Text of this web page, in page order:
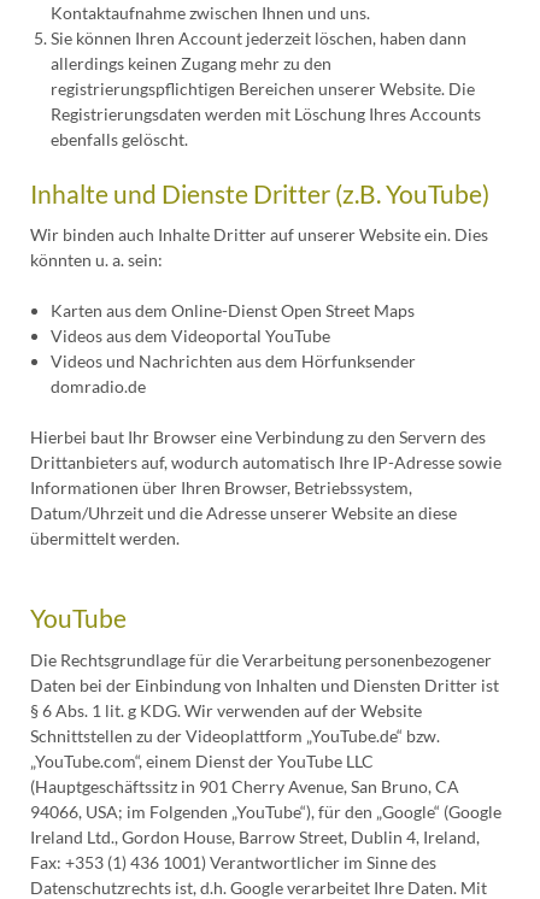
Kontaktaufnahme zwischen Ihnen und uns.
Sie können Ihren Account jederzeit löschen, haben dann
allerdings keinen Zugang mehr zu den
registrierungspflichtigen Bereichen unserer Website. Die
Registrierungsdaten werden mit Löschung Ihres Accounts
ebenfalls gelöscht.
Inhalte und Dienste Dritter (z.B. YouTube)
Wir binden auch Inhalte Dritter auf unserer Website ein. Dies
könnten u. a. sein:
Karten aus dem Online-Dienst Open Street Maps
Videos aus dem Videoportal YouTube
Videos und Nachrichten aus dem Hörfunksender
domradio.de
Hierbei baut Ihr Browser eine Verbindung zu den Servern des
Drittanbieters auf, wodurch automatisch Ihre IP-Adresse sowie
Informationen über Ihren Browser, Betriebssystem,
Datum/Uhrzeit und die Adresse unserer Website an diese
übermittelt werden.
YouTube
Die Rechtsgrundlage für die Verarbeitung personenbezogener
Daten bei der Einbindung von Inhalten und Diensten Dritter ist
§ 6 Abs. 1 lit. g KDG. Wir verwenden auf der Website
Schnittstellen zu der Videoplattform „YouTube.de“ bzw.
„YouTube.com“, einem Dienst der YouTube LLC
(Hauptgeschäftssitz in 901 Cherry Avenue, San Bruno, CA
94066, USA; im Folgenden „YouTube“), für den „Google“ (Google
Ireland Ltd., Gordon House, Barrow Street, Dublin 4, Ireland,
Fax: +353 (1) 436 1001) Verantwortlicher im Sinne des
Datenschutzrechts ist, d.h. Google verarbeitet Ihre Daten. Mit